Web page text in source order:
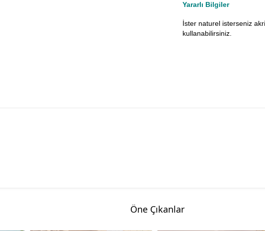
Yararlı Bilgiler
İster naturel isterseniz
kullanabilirsiniz.
Öne Çıkanlar